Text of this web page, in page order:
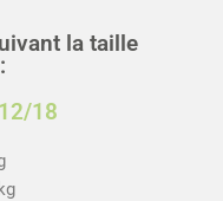
la taille
18